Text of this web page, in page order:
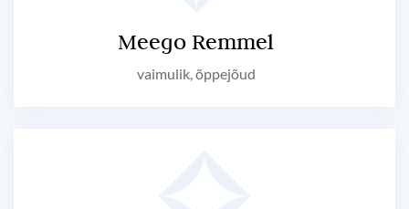
Meego Remmel
vaimulik, õppejõud